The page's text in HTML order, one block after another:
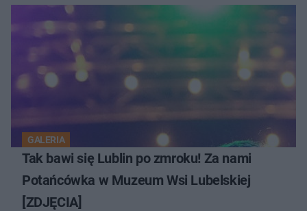
GALERIA
Tak bawi się Lublin po zmroku! Za nami
Potańcówka w Muzeum Wsi Lubelskiej
[ZDJĘCIA]